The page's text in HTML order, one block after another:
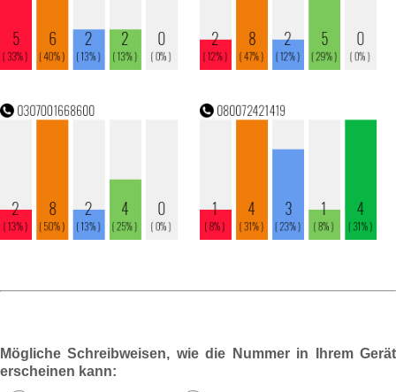
Mögliche Schreibweisen, wie die Nummer in Ihrem Gerät
erscheinen kann: